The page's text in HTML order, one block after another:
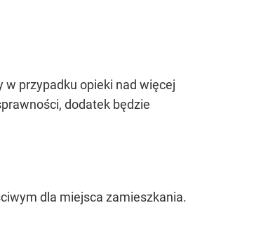
w przypadku opieki nad więcej
dodatek będzie
dla miejsca zamieszkania.